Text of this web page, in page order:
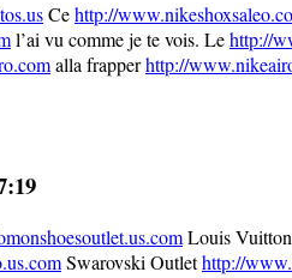
Cehttp://
l’ai vu comme je te vois. Lehttp://
alla frapperhttp://
Louis
Swarovski Outlethttp://